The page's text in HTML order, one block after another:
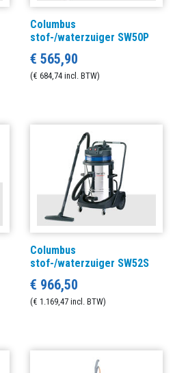
Columbus
stof-/waterzuiger SW50P
€ 565,90
(€ 684,74 incl. BTW)
Columbus
stof-/waterzuiger SW52S
€ 966,50
(€ 1.169,47 incl. BTW)